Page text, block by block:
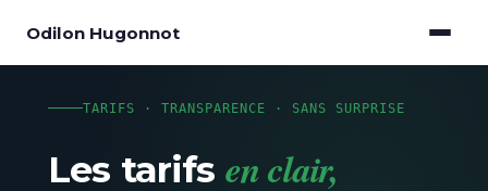
Odilon Hugonnot
TARIFS · TRANSPARENCE · SANS SURPRISE
Les tarifs en clair,